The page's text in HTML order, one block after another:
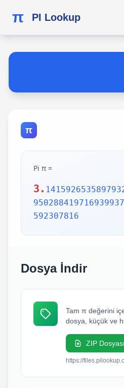
π PI Lookup
π
Pi π =
3.
592307816
Dosya İndir
Tam π değerini
dosya, küçük ve
ZIP
https://